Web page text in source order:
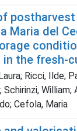
Maria del
the fresh-
Ricci, Ilde;
Schirinzi, William;
Cefola, Maria